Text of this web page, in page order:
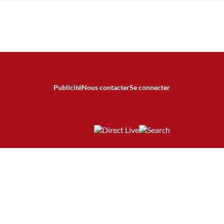
PublicitéNous contacterSe connecter